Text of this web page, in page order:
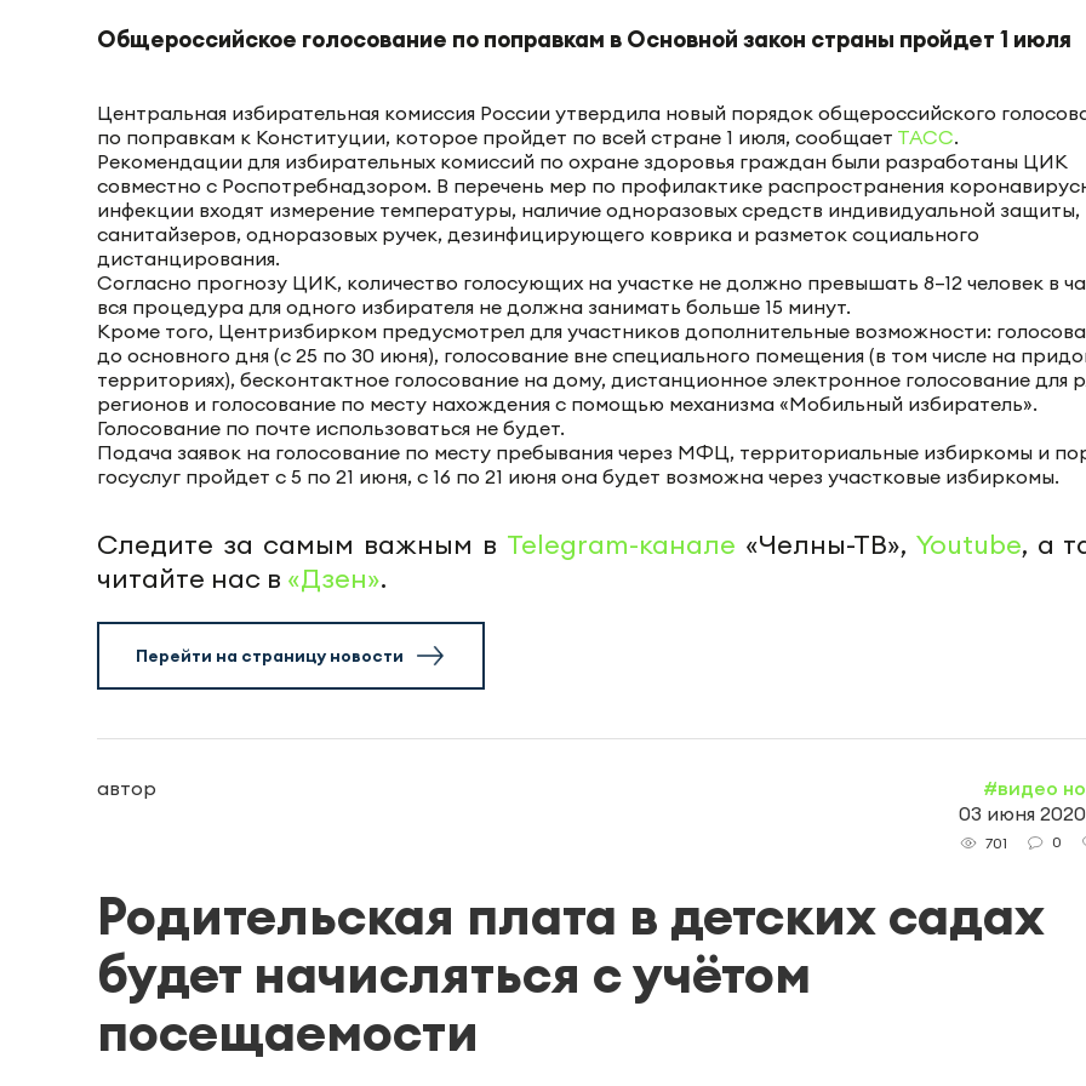
Общероссийское голосование по поправкам в Основной закон страны пройдет 1 июля
Центральная избирательная комиссия России утвердила новый порядок общероссийского
по поправкам к Конституции, которое пройдет по всей стране 1 июля, сообщает ТАСС.
Рекомендации для избирательных комиссий по охране здоровья граждан были разработаны ЦИК
совместно с Роспотребнадзором. В перечень мер по профилактике распространения
инфекции входят измерение температуры, наличие одноразовых средств индивидуальной защиты,
санитайзеров, одноразовых ручек, дезинфицирующего коврика и разметок социального
дистанцирования.
Согласно прогнозу ЦИК, количество голосующих на участке не должно превышать 8–12 человек в
вся процедура для одного избирателя не должна занимать больше 15 минут.
Кроме того, Центризбирком предусмотрел для участников дополнительные возможности:
до основного дня (с 25 по 30 июня), голосование вне специального помещения (в том числе на
территориях), бесконтактное голосование на дому, дистанционное электронное голосование для
регионов и голосование по месту нахождения с помощью механизма «Мобильный избиратель».
Голосование по почте использоваться не будет.
Подача заявок на голосование по месту пребывания через МФЦ, территориальные избиркомы и
госуслуг пройдет с 5 по 21 июня, с 16 по 21 июня она будет возможна через участковые избиркомы.
Следите за самым важным в Telegram-канале «Челны-ТВ», Youtube, а
читайте нас в «Дзен».
Перейти на страницу новости
автор
#видео
03 июня
701 0
Родительская плата в детских садах
будет начисляться с учётом
посещаемости